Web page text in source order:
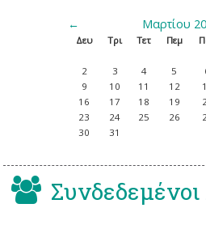
← Μαρτίου
Δευ Τρι Τετ Πεμ
2
3 4 5
9
10 11 12
16
17 18 19
23
24 25 26
30
31